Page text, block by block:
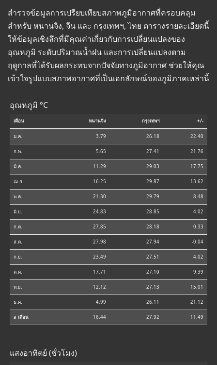
สำรวจข้อมูลการเปรียบเทียบสภาพภูมิอากาศที่ครอบคลุม
สำหรับ หนานจิง, จีน และ กรุงเทพฯ, ไทย ตารางรายละเอียดนี้
ให้ข้อมูลเชิงลึกที่มีคุณค่าเกี่ยวกับการเปลี่ยนแปลงของ
อุณหภูมิ ระดับปริมาณน้ำฝน และการเปลี่ยนแปลงตาม
ฤดูกาลที่ได้รับผลกระทบจากปัจจัยทางภูมิอากาศ ช่วยให้คุณ
เข้าใจรูปแบบสภาพอากาศที่เป็นเอกลักษณ์ของภูมิภาคเหล่านี้
อุณหภูมิ °C
เดือน หนานจิง กรุงเทพฯ +/-
ม.ค. 3.79 26.18 22.40
ก.พ. 5.65 27.41 21.76
มี.ค. 11.29 29.03 17.75
เม.ย. 16.25 29.87 13.62
พ.ค. 21.30 29.79 8.48
มิ.ย. 24.83 28.85 4.02
ก.ค. 27.85 28.18 0.33
ส.ค. 27.98 27.94 -0.04
ก.ย. 23.49 27.51 4.02
ต.ค. 17.71 27.10 9.39
พ.ย. 12.12 27.13 15.01
ธ.ค. 4.99 26.11 21.12
⌀ เดือน 16.44 27.92 11.49
แสงอาทิตย์ (ชั่วโมง)